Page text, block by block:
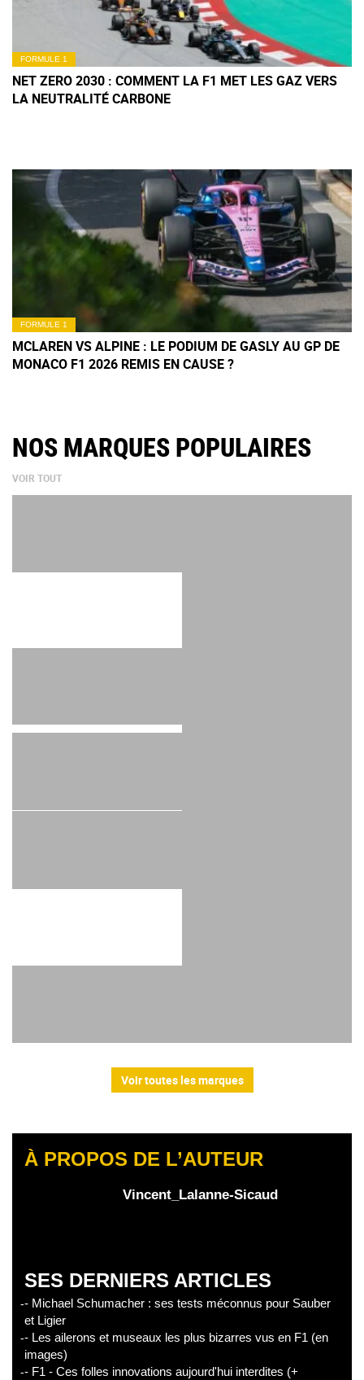
FORMULE 1
NET ZERO 2030 : COMMENT LA F1 MET LES GAZ VERS
LA NEUTRALITÉ CARBONE
FORMULE 1
MCLAREN VS ALPINE : LE PODIUM DE GASLY AU GP DE
MONACO F1 2026 REMIS EN CAUSE ?
NOS MARQUES POPULAIRES
VOIR TOUT
Voir toutes les marques
À PROPOS DE L’AUTEUR
Vincent_Lalanne-Sicaud
SES DERNIERS ARTICLES
- Michael Schumacher : ses tests méconnus pour Sauber
et Ligier
- Les ailerons et museaux les plus bizarres vus en F1 (en
images)
- F1 - Ces folles innovations aujourd'hui interdites (+